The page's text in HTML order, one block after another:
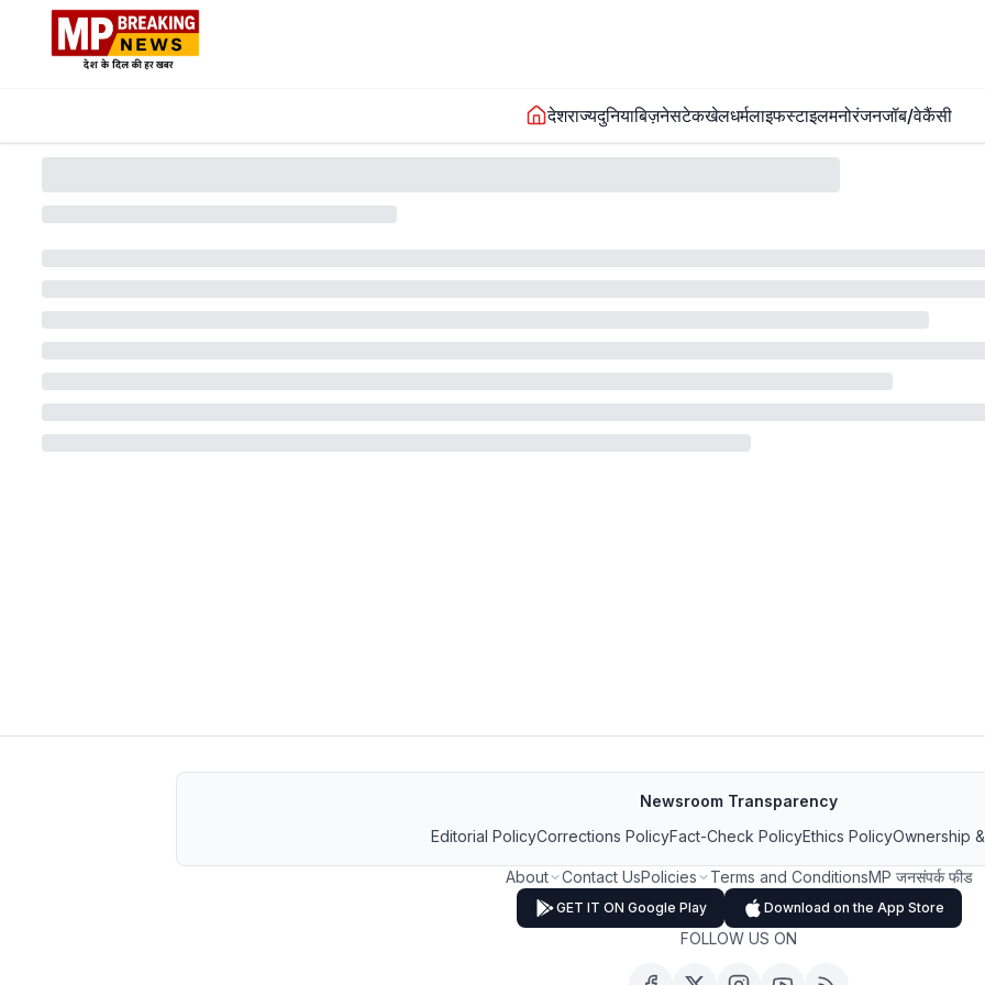
देशराज्यदुनियाबिज़नेसटेकखेलधर्मलाइफस्टाइलमनोरंजनजॉब/वेकैंसी
Newsroom Transparency
Editorial PolicyCorrections PolicyFact-Check PolicyEthics PolicyOwnership
About Contact UsPolicies Terms and ConditionsMP जनसंपर्क फीड
GET IT ON Google Play Download on the App Store
FOLLOW US ON